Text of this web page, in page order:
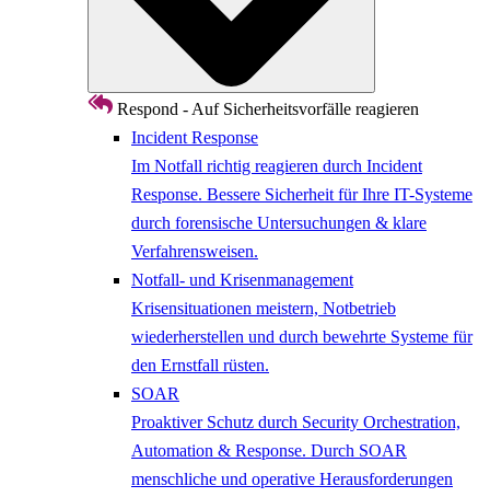
Respond - Auf Sicherheitsvorfälle reagieren
Incident Response
Im Notfall richtig reagieren durch Incident
Response. Bessere Sicherheit für Ihre IT-Systeme
durch forensische Untersuchungen & klare
Verfahrensweisen.
Notfall- und Krisenmanagement
Krisensituationen meistern, Notbetrieb
wiederherstellen und durch bewehrte Systeme für
den Ernstfall rüsten.
SOAR
Proaktiver Schutz durch Security Orchestration,
Automation & Response. Durch SOAR
menschliche und operative Herausforderungen